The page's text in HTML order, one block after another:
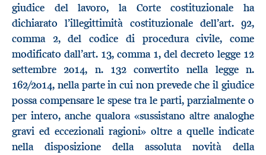
giudice del lavoro, la Corte costituzionale ha
dichiarato l’illegittimità costituzionale dell’art. 92,
comma 2, del codice di procedura civile, come
modificato dall’art. 13, comma 1, del decreto legge 12
settembre 2014, n. 132 convertito nella legge n.
162/2014, nella parte in cui non prevede che il giudice
possa compensare le spese tra le parti, parzialmente o
per intero, anche qualora «sussistano altre analoghe
gravi ed eccezionali ragioni» oltre a quelle indicate
nella disposizione della assoluta novità della